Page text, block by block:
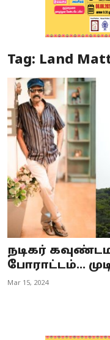
Special Story
Business
Crime
Tamilnadu
National
World
Astrology
Spirituality
Tag: Land
நடிகர்
போராட்டம்...
Mar 15, 2024